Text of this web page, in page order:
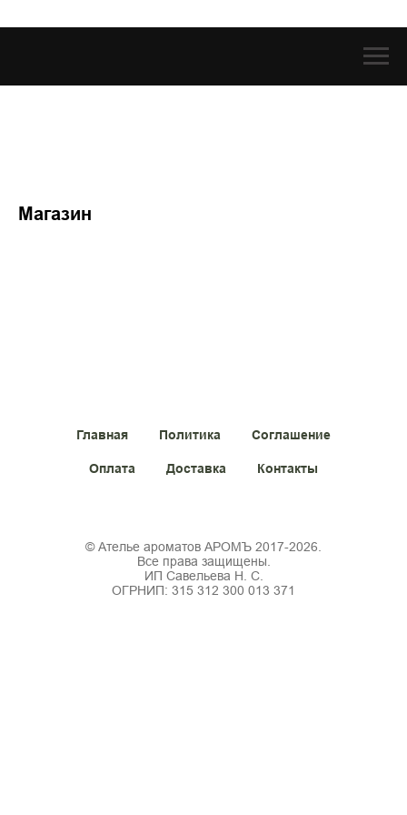
Магазин
Главная Политика Соглашение
Оплата Доставка Контакты
© Ателье ароматов АРОМЪ 2017-2026.
Все права защищены.
ИП Савельева Н. С.
ОГРНИП: 315 312 300 013 371